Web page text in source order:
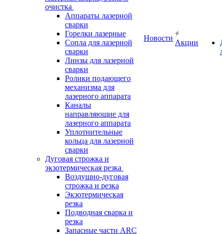
очистка
Аппараты лазерной
сварки
Горелки лазерные
Сопла для лазерной
сварки
Линзы для лазерной
сварки
Ролики подающего
механизма для
лазерного аппарата
Каналы
направляющие для
лазерного аппарата
Уплотнительные
кольца для лазерной
сварки
Дуговая строжка и
экзотермическая резка
Воздушно-дуговая
строжка и резка
Экзотермическая
резка
Подводная сварка и
резка
Запасные части ARC
Новости
Акции